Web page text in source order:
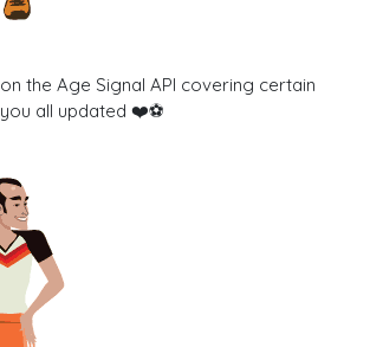
the Age Signal API covering certain
all updated ❤️⚽️